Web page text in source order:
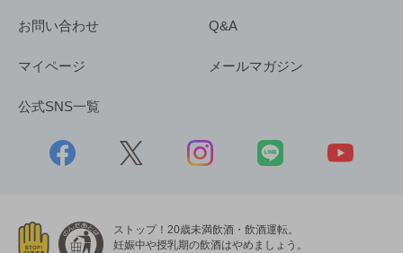
お問い合わせ Q&A
マイページ メールマガジン
公式SNS一覧
ストップ！20歳未満飲酒・飲酒運転。
妊娠中や授乳期の飲酒はやめましょう。